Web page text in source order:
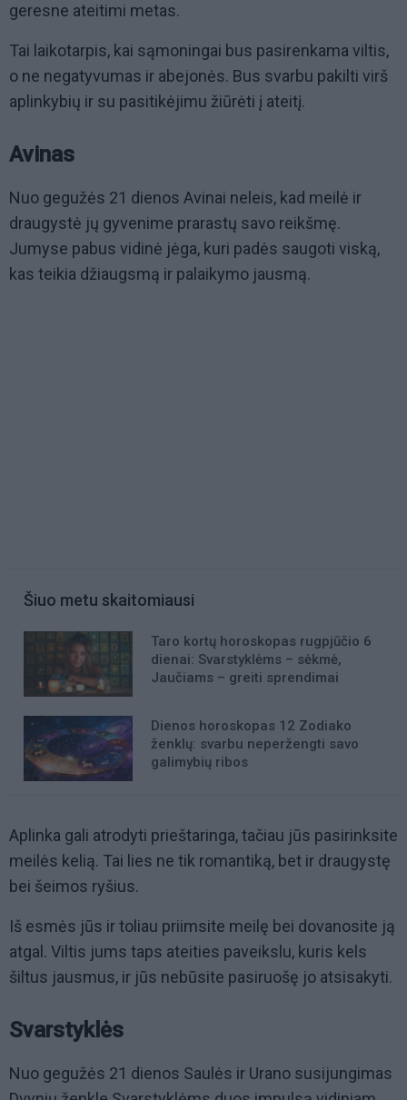
geresne ateitimi metas.
Tai laikotarpis, kai sąmoningai bus pasirenkama viltis,
o ne negatyvumas ir abejonės. Bus svarbu pakilti virš
aplinkybių ir su pasitikėjimu žiūrėti į ateitį.
Avinas
Nuo gegužės 21 dienos Avinai neleis, kad meilė ir
draugystė jų gyvenime prarastų savo reikšmę.
Jumyse pabus vidinė jėga, kuri padės saugoti viską,
kas teikia džiaugsmą ir palaikymo jausmą.
Šiuo metu skaitomiausi
Taro kortų horoskopas rugpjūčio 6
dienai: Svarstyklėms – sėkmė,
Jaučiams – greiti sprendimai
Dienos horoskopas 12 Zodiako
ženklų: svarbu neperžengti savo
galimybių ribos
Aplinka gali atrodyti prieštaringa, tačiau jūs pasirinksite
meilės kelią. Tai lies ne tik romantiką, bet ir draugystę
bei šeimos ryšius.
Iš esmės jūs ir toliau priimsite meilę bei dovanosite ją
atgal. Viltis jums taps ateities paveikslu, kuris kels
šiltus jausmus, ir jūs nebūsite pasiruošę jo atsisakyti.
Svarstyklės
Nuo gegužės 21 dienos Saulės ir Urano susijungimas